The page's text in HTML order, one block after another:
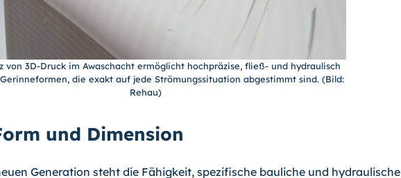
von 3D-Druck im Awaschacht ermöglicht hochpräzise, fließ- und hydraulisch
die exakt auf jede Strömungssituation abgestimmt sind. (Bild:
Rehau)
und Dimension
Generation steht die Fähigkeit, spezifische bauliche und hydraulische